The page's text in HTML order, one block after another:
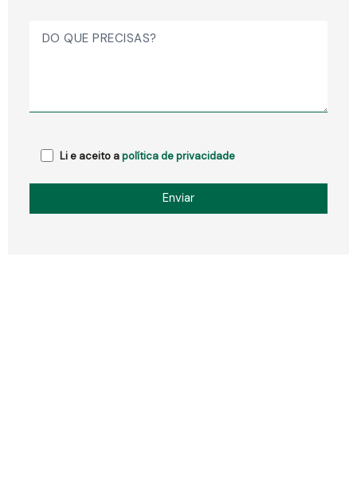
Li e aceito apolítica de privacidade